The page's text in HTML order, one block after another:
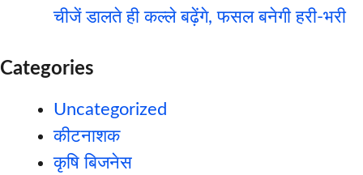
चीजें डालते ही कल्ले बढ़ेंगे, फसल बनेगी हरी-भरी
Categories
Uncategorized
कीटनाशक
कृषि बिजनेस